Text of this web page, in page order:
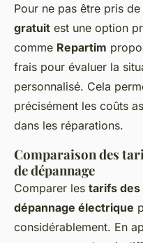
Pour ne pas être pris
gratuit est une option
comme Repartim
frais pour évaluer la
personnalisé. Cela
précisément les coûts
dans les réparations.
Comparaison des
de dépannage
Comparer les tarifs
dépannage électrique
considérablement. En